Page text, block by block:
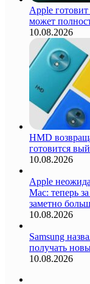
Apple
может
10.08.2026
HMD
готовится
10.08.2026
Apple
Mac: теперь
заметно
10.08.2026
Samsung
получать
10.08.2026